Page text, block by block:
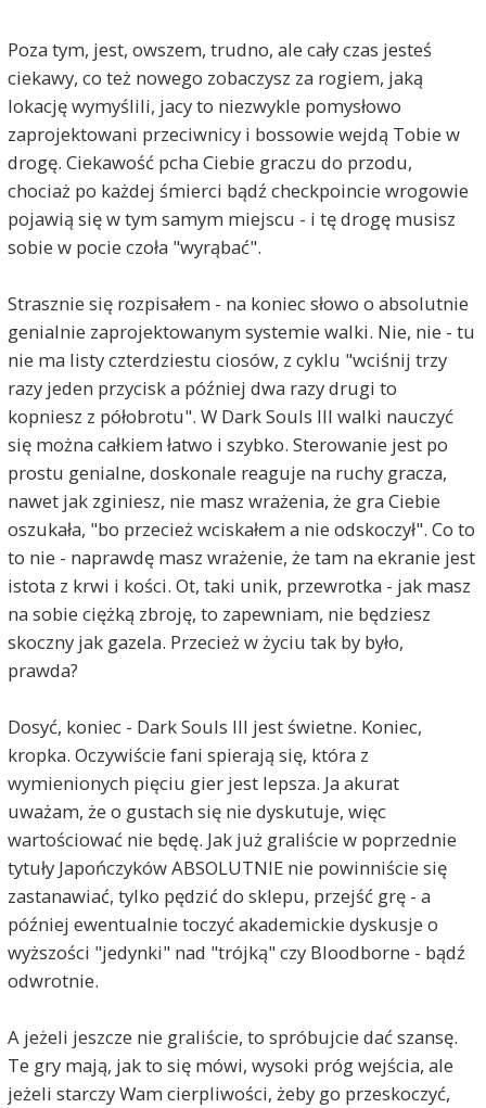
Poza tym, jest, owszem, trudno, ale cały czas jesteś
ciekawy, co też nowego zobaczysz za rogiem, jaką
lokację wymyślili, jacy to niezwykle pomysłowo
zaprojektowani przeciwnicy i bossowie wejdą Tobie w
drogę. Ciekawość pcha Ciebie graczu do przodu,
chociaż po każdej śmierci bądź checkpoincie wrogowie
pojawią się w tym samym miejscu - i tę drogę musisz
sobie w pocie czoła "wyrąbać".
Strasznie się rozpisałem - na koniec słowo o absolutnie
genialnie zaprojektowanym systemie walki. Nie, nie - tu
nie ma listy czterdziestu ciosów, z cyklu "wciśnij trzy
razy jeden przycisk a później dwa razy drugi to
kopniesz z półobrotu". W Dark Souls III walki nauczyć
się można całkiem łatwo i szybko. Sterowanie jest po
prostu genialne, doskonale reaguje na ruchy gracza,
nawet jak zginiesz, nie masz wrażenia, że gra Ciebie
oszukała, "bo przecież wciskałem a nie odskoczył". Co to
to nie - naprawdę masz wrażenie, że tam na ekranie jest
istota z krwi i kości. Ot, taki unik, przewrotka - jak masz
na sobie ciężką zbroję, to zapewniam, nie będziesz
skoczny jak gazela. Przecież w życiu tak by było,
prawda?
Dosyć, koniec - Dark Souls III jest świetne. Koniec,
kropka. Oczywiście fani spierają się, która z
wymienionych pięciu gier jest lepsza. Ja akurat
uważam, że o gustach się nie dyskutuje, więc
wartościować nie będę. Jak już graliście w poprzednie
tytuły Japończyków ABSOLUTNIE nie powinniście się
zastanawiać, tylko pędzić do sklepu, przejść grę - a
później ewentualnie toczyć akademickie dyskusje o
wyższości "jedynki" nad "trójką" czy Bloodborne - bądź
odwrotnie.
A jeżeli jeszcze nie graliście, to spróbujcie dać szansę.
Te gry mają, jak to się mówi, wysoki próg wejścia, ale
jeżeli starczy Wam cierpliwości, żeby go przeskoczyć,